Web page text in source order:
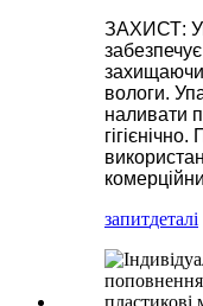
ЗАХИСТ:
захищаючи
вологи.
наливати
запитдеталі